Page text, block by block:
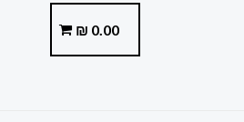
0.00
₪